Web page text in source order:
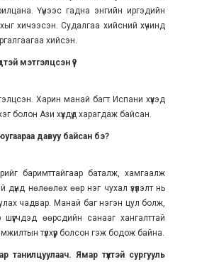
Үүнээс гадна энгийн иргэдийн
хичээсэн. Судалгаа хийсний хүчинд
хийсэн.
мэтгэлцсэн үү?
Харин манай багт Испани хүүхэд
болон Ази хүүхдүүд харагдаж байсан.
юугаараа давуу байсан бэ?
баримттайгаар ба­­талж, хамгаалж
нөлөөлөх өөр нэг чу­хал үзүүлэлт нь
чад­вар. Манай баг нэгэн цул болж,
өөрсдийн са­нааг хангалттай
түл­хүүр болсон гэж бодож байна.
та­нил­­цуулаач. Ямар түүхтэй сургууль